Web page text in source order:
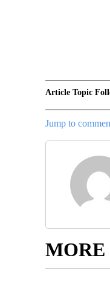
Article Topic
Jump to
MORE